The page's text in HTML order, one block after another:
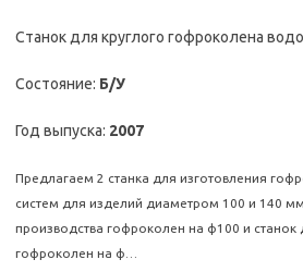
Станок для круглого гофроколена
Состояние: Б/У
Год выпуска: 2007
Предлагаем 2 станка для изготовления
систем для изделий диаметром 100 и 140
производства гофроколен на ф100 и станок
гофроколен на ф…